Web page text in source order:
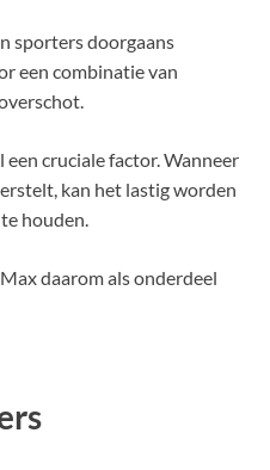
sporters doorgaans
een combinatie van
cruciale factor. Wanneer
kan het lastig worden
houden.
daarom als onderdeel